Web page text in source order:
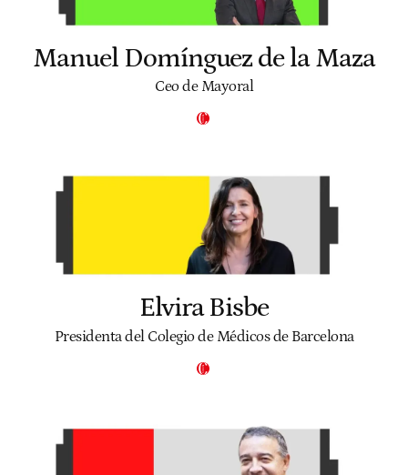
Manuel Domínguez de la Maza
Ceo de Mayoral
Elvira Bisbe
Presidenta del Colegio de Médicos de Barcelona